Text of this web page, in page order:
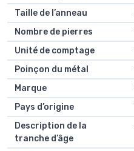
Taille de l’anneau
Nombre de pierres
Unité de comptage
Poinçon du métal
Marque
Pays d’origine
Description de la
tranche d’âge